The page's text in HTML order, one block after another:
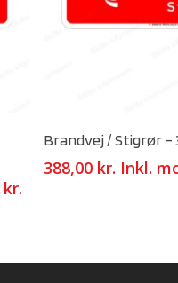
kr.
Brandvej / Stigrør –
388,00 kr. Inkl.